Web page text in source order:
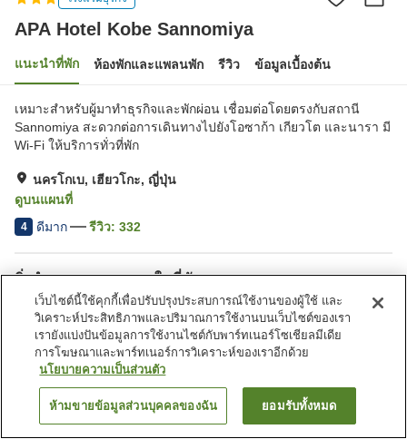
APA Hotel Kobe Sannomiya
แนะนำที่พัก ห้องพักและแพลนพัก รีวิว ข้อมูลเบื้องต้น
เหมาะสำหรับผู้มาทำธุรกิจและพักผ่อน เชื่อมต่อโดยตรงกับสถานี
Sannomiya สะดวกต่อการเดินทางไปยังโอซาก้า เกียวโต และนารา มี
Wi-Fi ให้บริการทั่วที่พัก
นครโกเบ, เฮียวโกะ, ญี่ปุ่น
ดูบนแผนที่
4 ดีมาก รีวิว: 332
สิ่งอำนวยความสะดวกในที่พัก
ที่จอดรถ
สปา/บิวตี้ซาลอน
คาเฟ่
ตู้จำหน่ายอัตโนมัติ
หน้าแรก ญี่ปุ่น เฮียวโกะ
APA Hotel Kobe Sannomiya
ค้นหาห้องพัก
เว็บไซต์นี้ใช้คุกกี้เพื่อปรับปรุงประสบการณ์ใช้งานของผู้ใช้ และ
วิเคราะห์ประสิทธิภาพและปริมาณการใช้งานบนเว็บไซต์ของเรา
เรายังแบ่งปันข้อมูลการใช้งานไซต์กับพาร์ทเนอร์โซเชียลมีเดีย
การโฆษณาและพาร์ทเนอร์การวิเคราะห์ของเราอีกด้วย
นโยบายความเป็นส่วนตัว
ห้ามขายข้อมูลส่วนบุคคลของฉัน ยอมรับทั้งหมด